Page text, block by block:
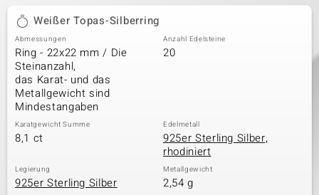
Weißer Topas-Silberring
Abmessungen
Ring - 22x22 mm / Die
Steinanzahl,
das Karat- und das
Metallgewicht sind
Mindestangaben
Anzahl Edelsteine
20
Karatgewicht Summe
8,1 ct
Edelmetall
925er Sterling Silber,
rhodiniert
Legierung
925er Sterling Silber
Metallgewicht
2,54 g